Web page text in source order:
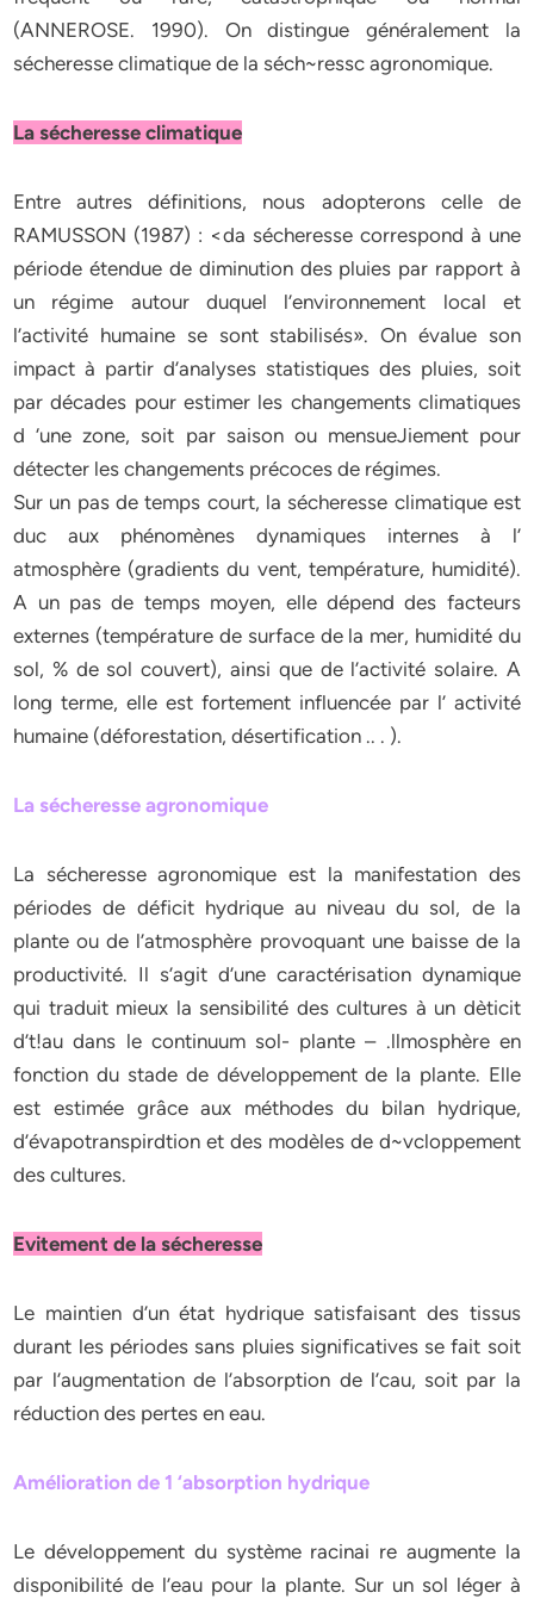
(ANNEROSE. 1990). On distingue généralement la
sécheresse climatique de la séch~ressc agronomique.
La sécheresse climatique
Entre autres définitions, nous adopterons celle de
RAMUSSON (1987) : <da sécheresse correspond à une
période étendue de diminution des pluies par rapport à
un régime autour duquel l’environnement local et
l’activité humaine se sont stabilisés». On évalue son
impact à partir d’analyses statistiques des pluies, soit
par décades pour estimer les changements climatiques
d ‘une zone, soit par saison ou mensueJiement pour
détecter les changements précoces de régimes.
Sur un pas de temps court, la sécheresse climatique est
duc aux phénomènes dynamiques internes à l’
atmosphère (gradients du vent, température, humidité).
A un pas de temps moyen, elle dépend des facteurs
externes (température de surface de la mer, humidité du
sol, % de sol couvert), ainsi que de l’activité solaire. A
long terme, elle est fortement influencée par l’ activité
humaine (déforestation, désertification .. . ).
La sécheresse agronomique
La sécheresse agronomique est la manifestation des
périodes de déficit hydrique au niveau du sol, de la
plante ou de l’atmosphère provoquant une baisse de la
productivité. Il s’agit d’une caractérisation dynamique
qui traduit mieux la sensibilité des cultures à un dèticit
d’t!au dans le continuum sol- plante – .llmosphère en
fonction du stade de développement de la plante. Elle
est estimée grâce aux méthodes du bilan hydrique,
d’évapotranspirdtion et des modèles de d~vcloppement
des cultures.
Evitement de la sécheresse
Le maintien d’un état hydrique satisfaisant des tissus
durant les périodes sans pluies significatives se fait soit
par l’augmentation de l’absorption de l’cau, soit par la
réduction des pertes en eau.
Amélioration de 1 ‘absorption hydrique
Le développement du système racinai re augmente la
disponibilité de l’eau pour la plante. Sur un sol léger à